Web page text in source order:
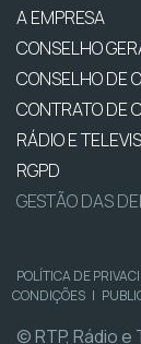
A EMPRESA
CONSELHO
CONSELHO DE
CONTRATO DE
RÁDIO E
RGPD
GESTÃO DAS
POLÍTICA DE
CONDIÇÕES |
© RTP, Rádio